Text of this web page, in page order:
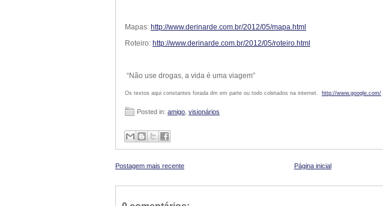
Mapas: http://www.derinarde.com.br/2012/05/mapa.html
Roteiro: http://www.derinarde.com.br/2012/05/roteiro.html
“Não use drogas, a vida é uma viagem”
Os textos aqui constantes forada dm em parte ou todo coletados na internet. http://www.google.com/
Posted in: amigo visionários
Postagem mais recente Página inicial